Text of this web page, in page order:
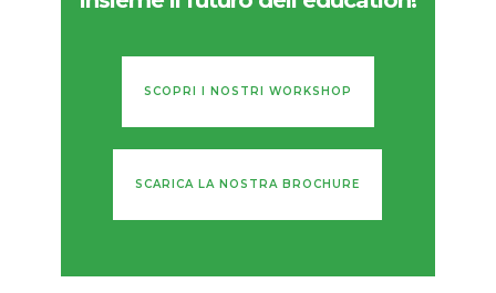
SCOPRI I NOSTRI WORKSHOP
SCARICA LA NOSTRA BROCHURE